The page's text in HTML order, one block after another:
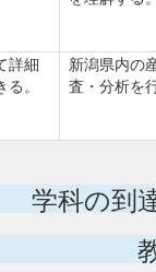
詳細
。
新潟県内の
査・分析を
学科の到